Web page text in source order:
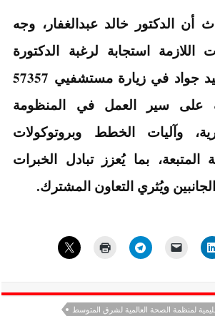
أن الدكتور خالد عبدالغفار، وجه
اللازمة استجابة لرغبة الدكتورة
جليلة بنت السيد جواد في زيارة مستشفيي 57357
على سير العمل في المنظومة
وآليات الخطط وبروتوكولات
المتبعة، بما يُعزز تبادل الخبرات
ويُثري التعاون المشترك.